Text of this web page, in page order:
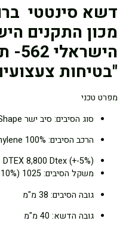
דשא סינטטי
מכון התקנים
"בטיחות צעצועים
מפרט טכני
סוג הסיבים: סיב ישר C Shape + סיב מסולסל
הרכב הסיבים: 100% Polyethylene
DTEX 8,800 Dtex (+-5%)
משקל הסיבים: 1025 gr/m2 (+-10%)
גובה הסיבים: 38 מ"מ
גובה הדשא: 40 מ"מ